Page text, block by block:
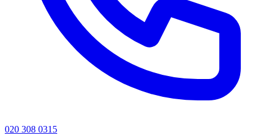
020 308 0315